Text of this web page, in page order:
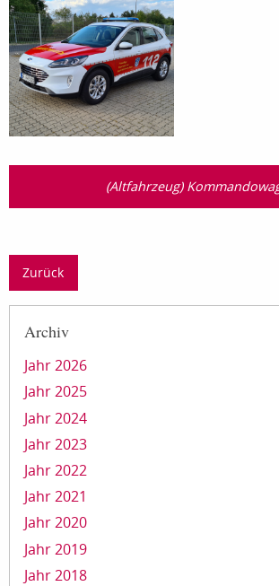
(Altfahrzeug)
Zurück
Archiv
Jahr 2026
Jahr 2025
Jahr 2024
Jahr 2023
Jahr 2022
Jahr 2021
Jahr 2020
Jahr 2019
Jahr 2018